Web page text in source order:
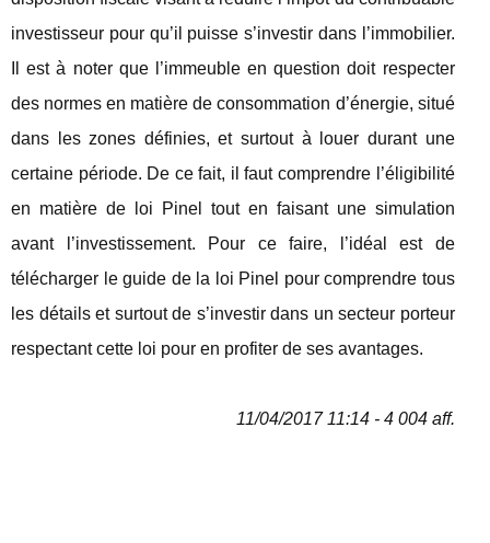
investisseur pour qu’il puisse s’investir dans l’immobilier.
Il est à noter que l’immeuble en question doit respecter
des normes en matière de consommation d’énergie, situé
dans les zones définies, et surtout à louer durant une
certaine période. De ce fait, il faut comprendre l’éligibilité
en matière de loi Pinel tout en faisant une simulation
avant l’investissement. Pour ce faire, l’idéal est de
télécharger le guide de la loi Pinel pour comprendre tous
les détails et surtout de s’investir dans un secteur porteur
respectant cette loi pour en profiter de ses avantages.
11/04/2017 11:14 - 4 004 aff.